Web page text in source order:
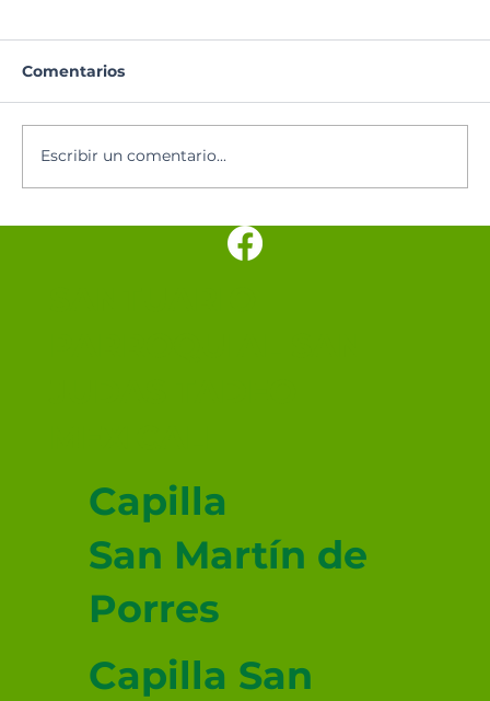
Los cinco minutos del Espíritu
Comentarios
Escribir un comentario...
Capilla
San Martín de
Porres
Capilla San